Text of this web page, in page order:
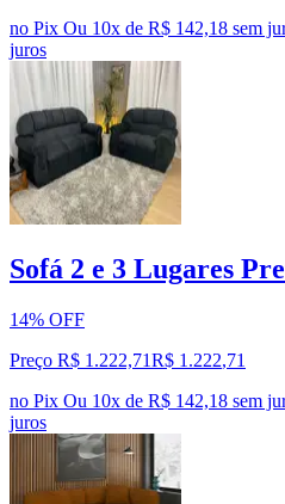
no Pix Ou 10x de R$ 142,18 sem
juros
Sofá 2 e 3 Lugares
14% OFF
Preço R$ 1.222,71R$ 1.222,71
no Pix Ou 10x de R$ 142,18 sem
juros